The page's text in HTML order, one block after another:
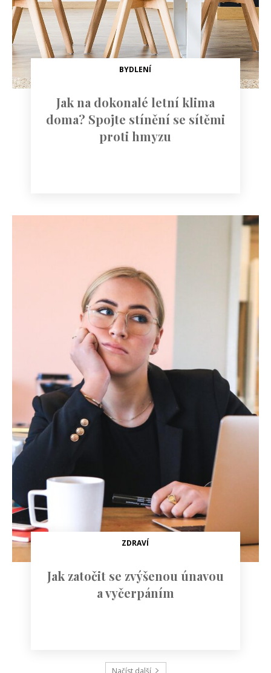
BYDLENÍ
Jak na dokonalé letní klima
doma? Spojte stínění se sítěmi
proti hmyzu
ZDRAVÍ
Jak zatočit se zvýšenou únavou
a vyčerpáním
Načíst další